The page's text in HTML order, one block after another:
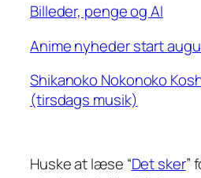
Billeder, penge og AI
Anime nyheder start
Shikanoko Nokonoko
(tirsdags musik)
Huske at læse “Det sker”